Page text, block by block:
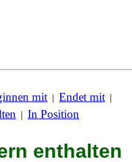
mit | Endet mit |
| In Position
enthalten